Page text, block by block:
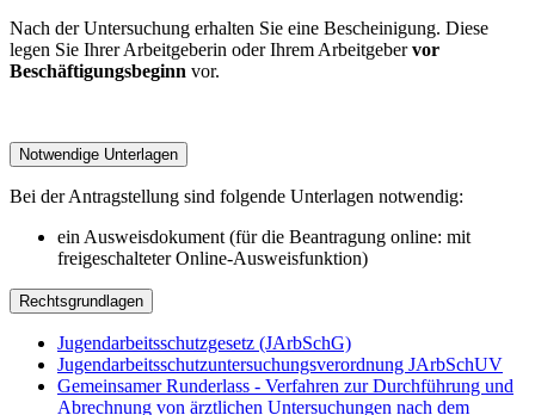
Nach der Untersuchung erhalten Sie eine Bescheinigung. Diese
legen Sie Ihrer Arbeitgeberin oder Ihrem Arbeitgebervor
Beschäftigungsbeginn vor.
Notwendige Unterlagen
Bei der Antragstellung sind folgende Unterlagen notwendig:
ein Ausweisdokument (für die Beantragung online: mit
freigeschalteter Online-Ausweisfunktion)
Rechtsgrundlagen
Jugendarbeitsschutzgesetz (JArbSchG)
Jugendarbeitsschutzuntersuchungsverordnung JArbSchUV
Gemeinsamer Runderlass - Verfahren zur Durchführung und
Abrechnung von ärztlichen Untersuchungen nach dem